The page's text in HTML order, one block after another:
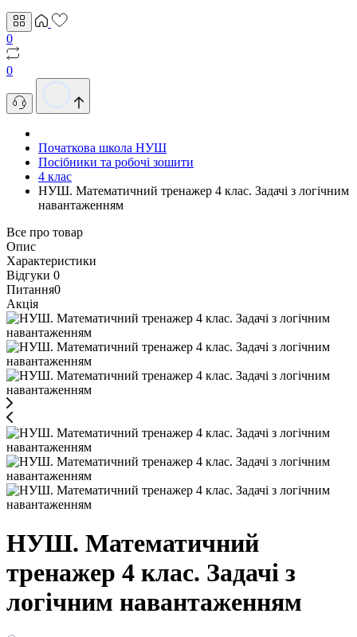
0
0
Початкова школа НУШ
Посібники та робочі зошити
4 клас
НУШ. Математичний тренажер 4 клас. Задачі з логічним
навантаженням
Все про товар
Опис
Характеристики
Відгуки 0
Питання0
Акція
НУШ. Математичний
тренажер 4 клас. Задачі з
логічним навантаженням